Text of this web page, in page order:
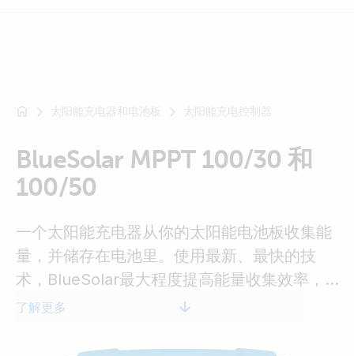
SmartSolar
Multiplus-
XS
SmartShunt
太阳能充电器和电池板 太阳能充电控制器
BlueSolar MPPT 100/30 和
100/50
一个太阳能充电器从你的太阳能电池板收集能
量，并储存在电池里。使用最新、最快的技
术，BlueSolar最大程度提高能量收集效率，
智能地推动它在最短的时间内实现完全充电。
了解更多